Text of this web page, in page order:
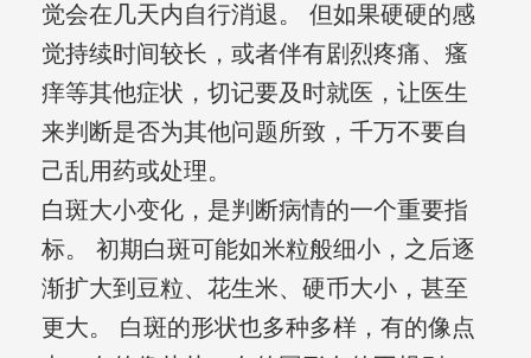
觉会在几天内自行消退。 但如果硬硬的感
觉持续时间较长，或者伴有剧烈疼痛、瘙
痒等其他症状，切记要及时就医，让医生
来判断是否为其他问题所致，千万不要自
己乱用药或处理。
白斑大小变化，是判断病情的一个重要指
标。 初期白斑可能如米粒般细小，之后逐
渐扩大到豆粒、花生米、硬币大小，甚至
更大。 白斑的形状也多种多样，有的像点